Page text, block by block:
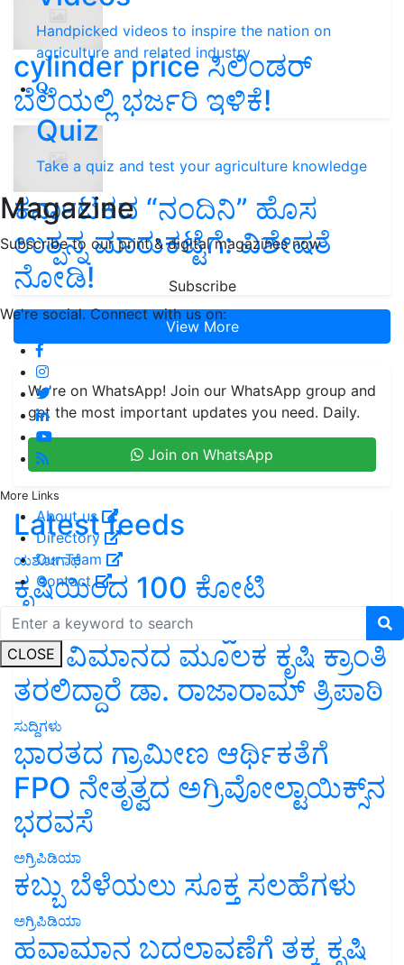
Handpicked videos to inspire the nation on
agriculture and related industry
Quiz
Take a quiz and test your agriculture knowledge
Magazine
Subscribe to our print & digital magazines now
Subscribe
We're social. Connect with us on:
More Links
About us
Directory
Our Team
Contact
CLOSE
cylinder price ಸಿಲಿಂಡರ್‌
ಬೆಲೆಯಲ್ಲಿ ಭರ್ಜರಿ ಇಳಿಕೆ!
ಕರ್ನಾಟಕದ “ನಂದಿನಿ” ಹೊಸ
ಉತ್ಪನ್ನ ಮಾರುಕಟ್ಟೆಗೆ: ವಿಶೇಷತೆ
ನೋಡಿ!
View More
We're on WhatsApp! Join our WhatsApp group and
get the most important updates you need. Daily.
Join on WhatsApp
Latest feeds
ಯಶೋಗಾಥೆ
ಕೃಷಿಯಿಂದ 100 ಕೋಟಿ
ವಹಿವಾಟು: ಹೆಲಿಕಾಪ್ಟರ್ ನಂತರ
ಈಗ ವಿಮಾನದ ಮೂಲಕ ಕೃಷಿ ಕ್ರಾಂತಿ
ತರಲಿದ್ದಾರೆ ಡಾ. ರಾಜಾರಾಮ್ ತ್ರಿಪಾಠಿ
ಸುದ್ದಿಗಳು
ಭಾರತದ ಗ್ರಾಮೀಣ ಆರ್ಥಿಕತೆಗೆ
FPO ನೇತೃತ್ವದ ಅಗ್ರಿವೋಲ್ಟಾಯಿಕ್ಸ್‌ನ
ಭರವಸೆ
ಅಗ್ರಿಪಿಡಿಯಾ
ಕಬ್ಬು ಬೆಳೆಯಲು ಸೂಕ್ತ ಸಲಹೆಗಳು
ಅಗ್ರಿಪಿಡಿಯಾ
ಹವಾಮಾನ ಬದಲಾವಣೆಗೆ ತಕ್ಕ ಕೃಷಿ